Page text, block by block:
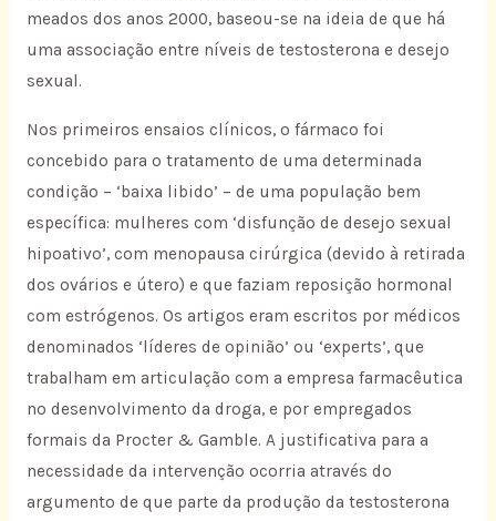
meados dos anos 2000, baseou-se na ideia de que há
uma associação entre níveis de testosterona e desejo
sexual.
Nos primeiros ensaios clínicos, o fármaco foi
concebido para o tratamento de uma determinada
condição – ‘baixa libido’ – de uma população bem
específica: mulheres com ‘disfunção de desejo sexual
hipoativo’, com menopausa cirúrgica (devido à retirada
dos ovários e útero) e que faziam reposição hormonal
com estrógenos. Os artigos eram escritos por médicos
denominados ‘líderes de opinião’ ou ‘experts’, que
trabalham em articulação com a empresa farmacêutica
no desenvolvimento da droga, e por empregados
formais da Procter & Gamble. A justificativa para a
necessidade da intervenção ocorria através do
argumento de que parte da produção da testosterona